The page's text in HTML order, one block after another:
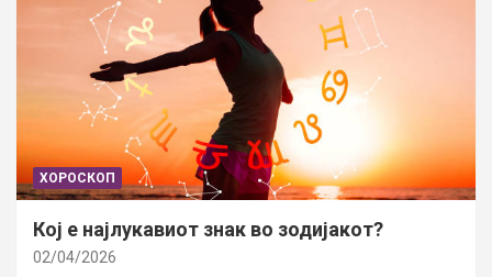
ХОРОСКОП
Кој е најлукавиот знак во зодијакот?
02/04/2026